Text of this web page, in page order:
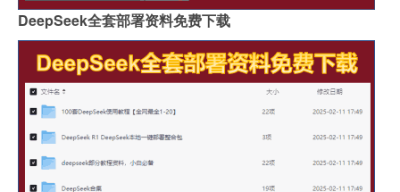
DeepSeek全套部署资料免费下载